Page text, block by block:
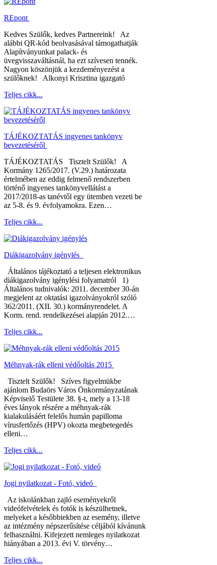
REpont
Kedves Szülők, kedves Partnereink! Az
alábbi QR-kód beolvasásával támogathatják
Alapítványunkat palack- és
üvegvisszaváltásnál, ha ezt szívesen tennék.
Nagyon köszönjük a kezdeményezést a
szülőknek! Alkonyi Krisztina igazgató
Teljes cikk...
TÁJÉKOZTATÁS ingyenes tankönyv
bevezetéséről
TÁJÉKOZTATÁS Tisztelt Szülők! A
Kormány 1265/2017. (V.29.) határozata
értelmében az eddig felmenő rendszerben
történő ingyenes tankönyvellátást a
2017/2018-as tanévtől egy ütemben vezeti be
az 5-8. és 9. évfolyamokra. Ezen…
Teljes cikk...
Diákigazolvány igénylés
Általános tájékoztató a teljesen elektronikus
diákigazolvány igénylési folyamatról 1)
Általános tudnivalók: 2011. december 30-án
megjelent az oktatási igazolványokról szóló
362/2011. (XII. 30.) kormányrendelet. A
Korm. rend. rendelkezései alapján 2012.…
Teljes cikk...
Méhnyak-rák elleni védőoltás 2015
Tisztelt Szülők! Szíves figyelmükbe
ajánlom Budaörs Város Önkormányzatának
Képviselő Testülete 38. §-t, mely a 13-18
éves lányok részére a méhnyak-rák
kialakulásáért felelős humán papilloma
vírusfertőzés (HPV) okozta megbetegedés
elleni…
Teljes cikk...
Jogi nyilatkozat - Fotó, videó
Az iskolánkban zajló eseményekről
videófelvételek és fotók is készülhetnek,
melyeket a későbbiekben az esemény, illetve
az intézmény népszerűsítése céljából kívánunk
felhasználni. Kifejezett nemleges nyilatkozat
hiányában a 2013. évi V. törvény…
Teljes cikk...